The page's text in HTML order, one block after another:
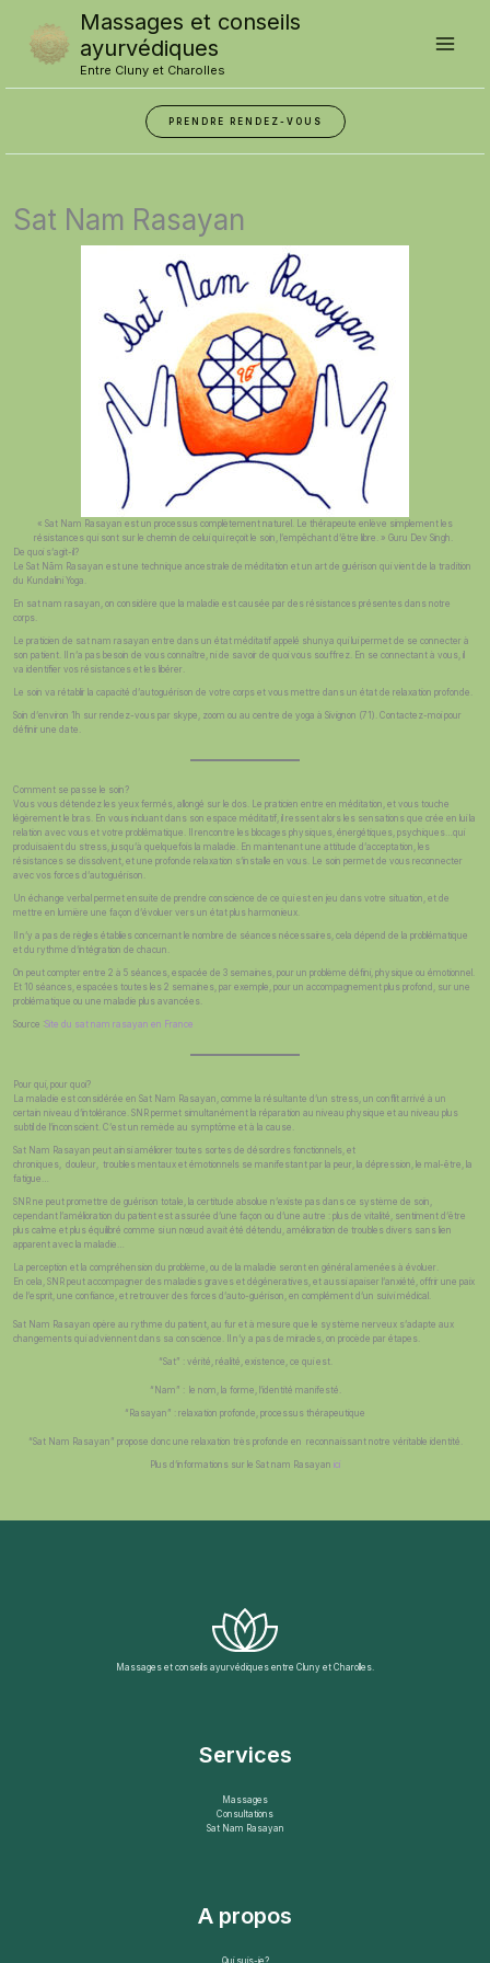
Massages et conseils
ayurvédiques
Entre Cluny et Charolles
PRENDRE RENDEZ-VOUS
Sat Nam Rasayan
« Sat Nam Rasayan est un processus complètement naturel. Le thérapeute enlève simplement les
résistances qui sont sur le chemin de celui qui reçoit le soin, l’empêchant d’être libre. » Guru Dev Singh.
De quoi s’agit-il?
Le Sat Nām Rasayan est une technique ancestrale de méditation et un art de guérison qui vient de la tradition
du Kundalini Yoga.
En sat nam rasayan, on considère que la maladie est causée par des résistances présentes dans notre
corps.
Le praticien de sat nam rasayan entre dans un état méditatif appelé shunya qui lui permet de se connecter à
son patient. Il n’a pas besoin de vous connaître, ni de savoir de quoi vous souffrez. En se connectant à vous, il
va identifier vos résistances et les libérer.
Le soin va rétablir la capacité d’autoguérison de votre corps et vous mettre dans un état de relaxation profonde.
Soin d’environ 1h sur rendez-vous par skype, zoom ou au centre de yoga à Sivignon (71). Contactez-moi pour
définir une date.
Comment se passe le soin?
Vous vous détendez les yeux fermés, allongé sur le dos. Le praticien entre en méditation, et vous touche
légèrement le bras. En vous incluant dans son espace méditatif, il ressent alors les sensations que crée en lui la
relation avec vous et votre problématique. Il rencontre les blocages physiques, énergétiques, psychiques…qui
produisaient du stress, jusqu’à quelquefois la maladie. En maintenant une attitude d’acceptation, les
résistances se dissolvent, et une profonde relaxation s’installe en vous. Le soin permet de vous reconnecter
avec vos forces d’autoguérison.
Un échange verbal permet ensuite de prendre conscience de ce qui est en jeu dans votre situation, et de
mettre en lumière une façon d’évoluer vers un état plus harmonieux.
Il n’y a pas de règles établies concernant le nombre de séances nécessaires, cela dépend de la problématique
et du rythme d’intégration de chacun.
On peut compter entre 2 à 5 séances, espacée de 3 semaines, pour un problème défini, physique ou émotionnel.
Et 10 séances, espacées toutes les 2 semaines, par exemple, pour un accompagnement plus profond, sur une
problématique ou une maladie plus avancées.
Source :Site du sat nam rasayan en France
Pour qui, pour quoi?
La maladie est considérée en Sat Nam Rasayan, comme la résultante d’un stress, un conflit arrivé à un
certain niveau d’intolérance. SNR permet simultanément la réparation au niveau physique et au niveau plus
subtil de l’inconscient. C’est un remède au symptôme et à la cause.
Sat Nam Rasayan peut ainsi améliorer toutes sortes de désordres fonctionnels, et
chroniques, douleur, troubles mentaux et émotionnels se manifestant par la peur, la dépression, le mal-être, la
fatigue…
SNR ne peut promettre de guérison totale, la certitude absolue n’existe pas dans ce système de soin,
cependant l’amélioration du patient est assurée d’une façon ou d’une autre : plus de vitalité, sentiment d’être
plus calme et plus équilibré comme si un nœud avait été détendu, amélioration de troubles divers sans lien
apparent avec la maladie…
La perception et la compréhension du problème, ou de la maladie seront en général amenées à évoluer.
En cela, SNR peut accompagner des maladies graves et dégéneratives, et aussi apaiser l’anxiété, offrir une paix
de l’esprit, une confiance, et retrouver des forces d’auto-guérison, en complément d’un suivi médical.
Sat Nam Rasayan opère au rythme du patient, au fur et à mesure que le système nerveux s’adapte aux
changements qui adviennent dans sa conscience. Il n’y a pas de miracles, on procède par étapes.
“Sat” : vérité, réalité, existence, ce qui est.
“Nam” : le nom, la forme, l’identité manifesté.
“Rasayan” : relaxation profonde, processus thérapeutique
“Sat Nam Rasayan” propose donc une relaxation très profonde en reconnaissant notre véritable identité.
Plus d’informations sur le Sat nam Rasayan ici
Massages et conseils ayurvédiques entre Cluny et Charolles.
Services
Massages
Consultations
Sat Nam Rasayan
A propos
Qui suis-je?